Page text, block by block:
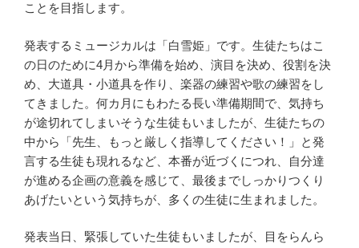
ことを目指します。
発表するミュージカルは「白雪姫」です。生徒たちはこ
の日のために4月から準備を始め、演目を決め、役割を決
め、大道具・小道具を作り、楽器の練習や歌の練習をし
てきました。何カ月にもわたる長い準備期間で、気持ち
が途切れてしまいそうな生徒もいましたが、生徒たちの
中から「先生、もっと厳しく指導してください！」と発
言する生徒も現れるなど、本番が近づくにつれ、自分達
が進める企画の意義を感じて、最後までしっかりつくり
あげたいという気持ちが、多くの生徒に生まれました。
発表当日、緊張していた生徒もいましたが、目をらんら